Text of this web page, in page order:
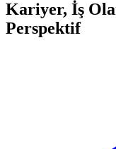
Kariyer, İş
Perspektif